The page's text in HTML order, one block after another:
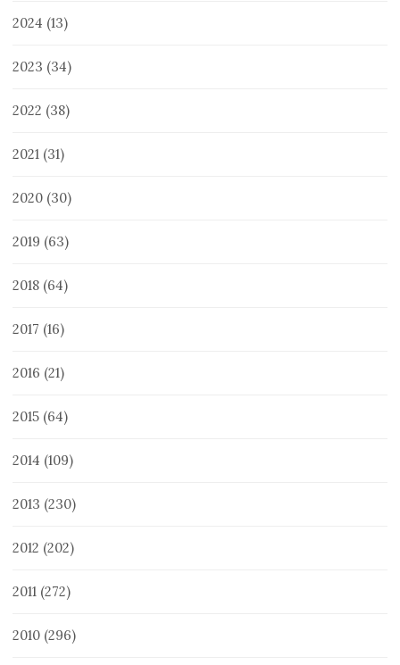
2024 (13)
2023 (34)
2022 (38)
2021 (31)
2020 (30)
2019 (63)
2018 (64)
2017 (16)
2016 (21)
2015 (64)
2014 (109)
2013 (230)
2012 (202)
2011 (272)
2010 (296)